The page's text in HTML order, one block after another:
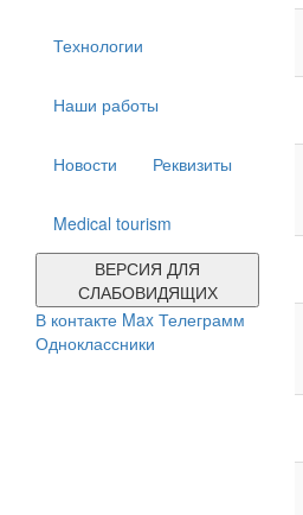
Технологии
Наши работы
Новости Реквизиты
Medical tourism
ВЕРСИЯ ДЛЯ
СЛАБОВИДЯЩИХ
В контакте Max Телеграмм
Одноклассники